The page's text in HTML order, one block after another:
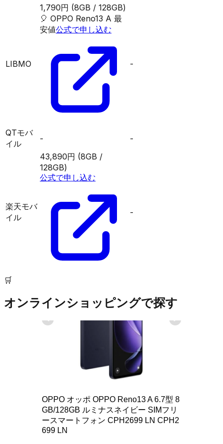
LIBMO
1,790円 (8GB / 128GB)
🎈 OPPO Reno13 A 最
安値公式で申し込む
-
QTモバ
イル
- -
楽天モバ
イル
43,890円 (8GB /
128GB)
公式で申し込む
-
🛒
オンラインショッピングで探す